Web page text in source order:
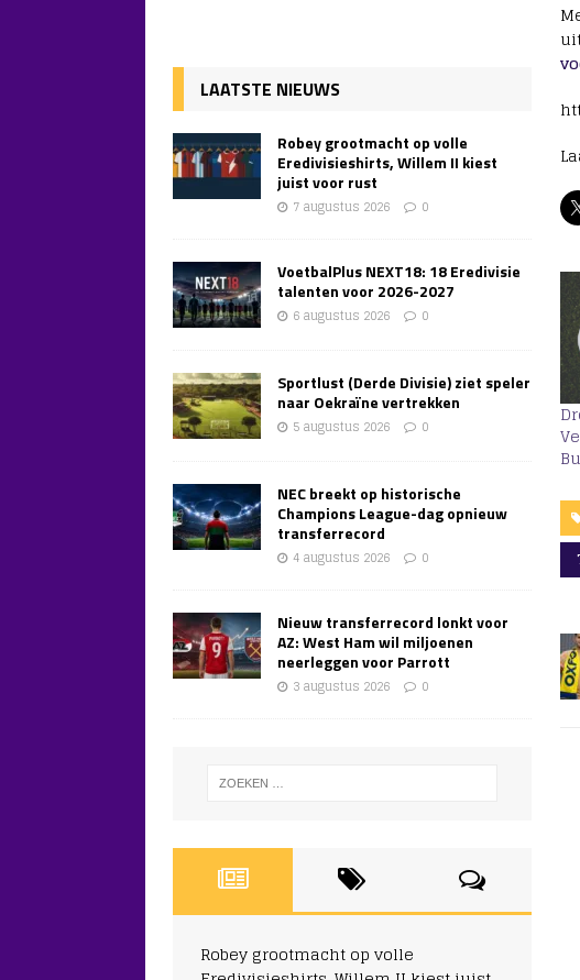
LAATSTE NIEUWS
Robey grootmacht op volle
Eredivisieshirts, Willem II kiest
juist voor rust
7 augustus 2026 0
VoetbalPlus NEXT18: 18 Eredivisie
talenten voor 2026-2027
6 augustus 2026 0
Sportlust (Derde Divisie) ziet speler
naar Oekraïne vertrekken
5 augustus 2026 0
NEC breekt op historische
Champions League-dag opnieuw
transferrecord
4 augustus 2026 0
Nieuw transferrecord lonkt voor
AZ: West Ham wil miljoenen
neerleggen voor Parrott
3 augustus 2026 0
Robey grootmacht op volle